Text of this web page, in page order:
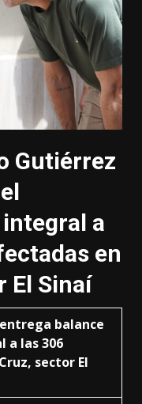
Gutiérrez
a
en
El Sinaí
balance
a las 306
sector El